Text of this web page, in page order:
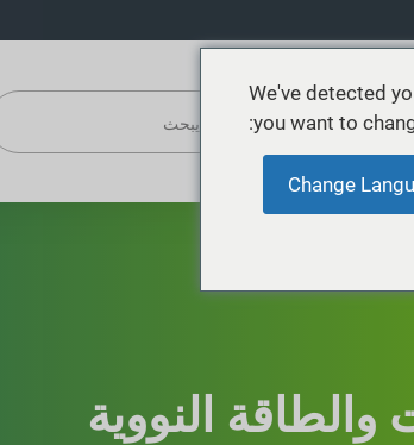
عن
والطاقة النووية
We've detected
you want to
Change